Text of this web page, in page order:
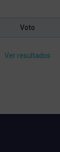
Ver resultados